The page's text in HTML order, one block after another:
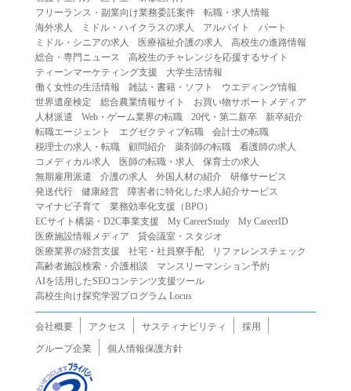
（１）重複、虚偽の情報、または自己以外の情報を登録す
る行為
（２）第三者になりすまして本サービスを利用する行為
（３）当社または第三者の著作権等の知的財産権、プライ
バシー、その他の権利を侵害する行為
（４）当社または第三者を誹謗中傷する行為
（５）当社または第三者に不利益を与える行為
（６）営利を目的とした行為
（７）政治・選挙・宗教活動またはそれらに類する行為
（８）本サービスの運営を妨害する行為
（９）法令違反、犯罪行為、または公序良俗に反する行為
（１０）暴力的な要求行為、または法的な責任を超えた不
当な要求行為
（１１）その他当社が不適切であると判断する行為
２.当社は、前項の定めに該当する行為を行った利用者に対
の提供を停止または中断することができるものとします。
第５条（免責）
１.当社は、本サービスの利用（これらに伴う当社または第
三者の情報提供行為等を含みます）により、利用者に生じ
フリーランス・副業向け業務委託案件
転職・求人情報
海外求人
ミドル・ハイクラスの求人 アルバイト
パート
ミドル・シニアの求人
医療福祉介護の求人
高校生の進路情報
総合・専門ニュース
高校生のチャレンジを応援するサイト
ティーンマーケティング支援
大学生活情報
働く女性の生活情報
雑誌・書籍・ソフト
ウエディング情報
世界遺産検定
総合農業情報サイト
お買い物サポートメディア
人材派遣
Web・ゲーム業界の転職 20代・第二新卒
新卒紹介
転職エージェント
エグゼクティブ転職
会計士の転職
税理士の求人・転職
顧問紹介 薬剤師の転職
看護師の求人
コメディカル求人
医師の転職・求人
保育士の求人
無期雇用派遣
介護の求人 外国人材の紹介
研修サービス
発送代行
健康経営
障害者に特化した求人紹介サービス
マイナビ子育て
業務効率化支援（BPO）
ECサイト構築・D2C事業支援
My CareerStudy
My CareerID
医療施設情報メディア
貸会議室・スタジオ
医療業界の経営支援
社宅・社員寮手配
リファレンスチェック
高齢者施設検索・介護相談
マンスリーマンション予約
AIを活用したSEOコンテンツ支援ツール
高校生向け探究学習プログラム Locus
会社概要 アクセス サスティナビリティ
採用
グループ企業
個人情報保護方針